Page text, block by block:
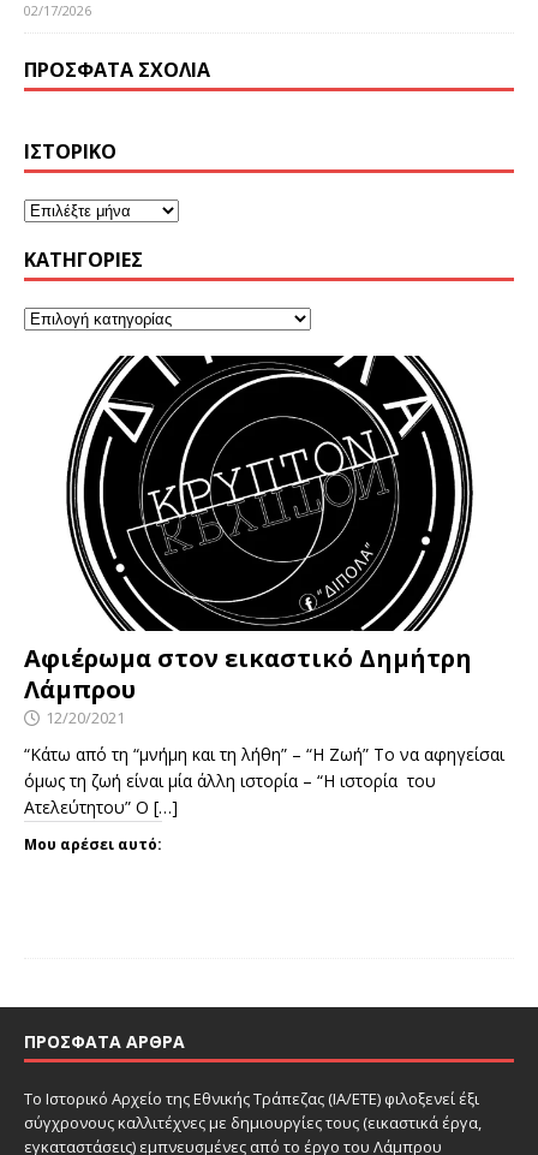
02/17/2026
ΠΡΌΣΦΑΤΑ ΣΧΌΛΙΑ
ΙΣΤΟΡΙΚΌ
KΑΤΗΓΟΡΊΕΣ
Αφιέρωμα στον εικαστικό Δημήτρη
Λάμπρου
12/20/2021
“Κάτω από τη “μνήμη και τη λήθη” – “Η Ζωή” Το να αφηγείσαι
όμως τη ζωή είναι μία άλλη ιστορία – “Η ιστορία του
Ατελεύτητου” Ο […]
Μου αρέσει αυτό:
ΠΡΌΣΦΑΤΑ ΆΡΘΡΑ
Το Ιστορικό Αρχείο της Εθνικής Τράπεζας (ΙΑ/ΕΤΕ) φιλοξενεί έξι
σύγχρονους καλλιτέχνες με δημιουργίες τους (εικαστικά έργα,
εγκαταστάσεις) εμπνευσμένες από το έργο του Λάμπρου